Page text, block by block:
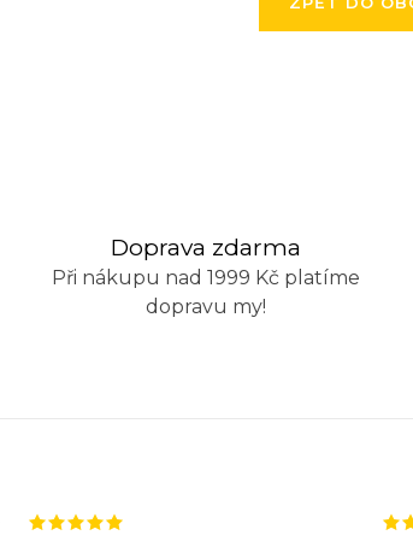
Doprava zdarma
Při nákupu nad 1999 Kč platíme
dopravu my!